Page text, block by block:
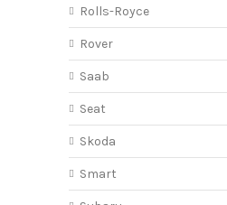
Rolls-Royce
Rover
Saab
Seat
Skoda
Smart